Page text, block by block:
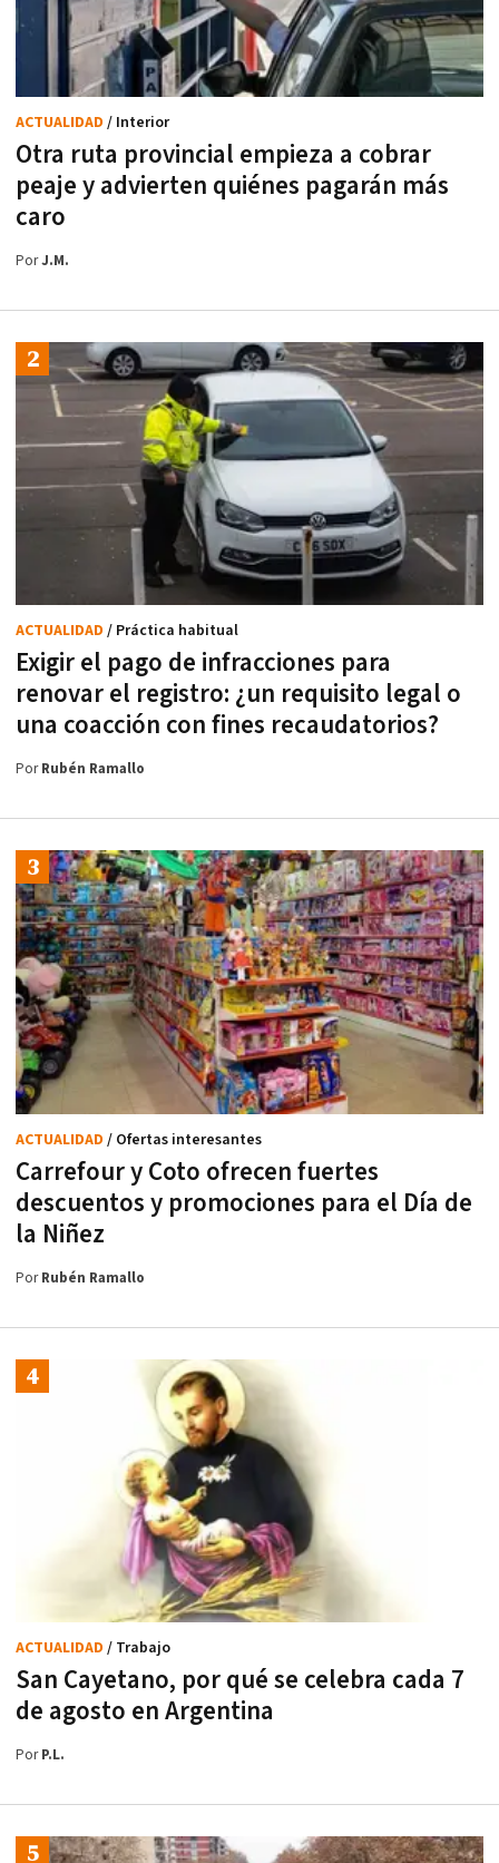
Otra ruta provincial empieza a cobrar
peaje y advierten quiénes pagarán más
caro
ACTUALIDAD / Interior
PorJ.M.
Exigir el pago de infracciones para
renovar el registro: ¿un requisito legal o
una coacción con fines recaudatorios?
ACTUALIDAD / Práctica habitual
PorRubén Ramallo
Carrefour y Coto ofrecen fuertes
descuentos y promociones para el Día de
la Niñez
ACTUALIDAD / Ofertas interesantes
PorRubén Ramallo
San Cayetano, por qué se celebra cada 7
de agosto en Argentina
ACTUALIDAD / Trabajo
PorP.L.